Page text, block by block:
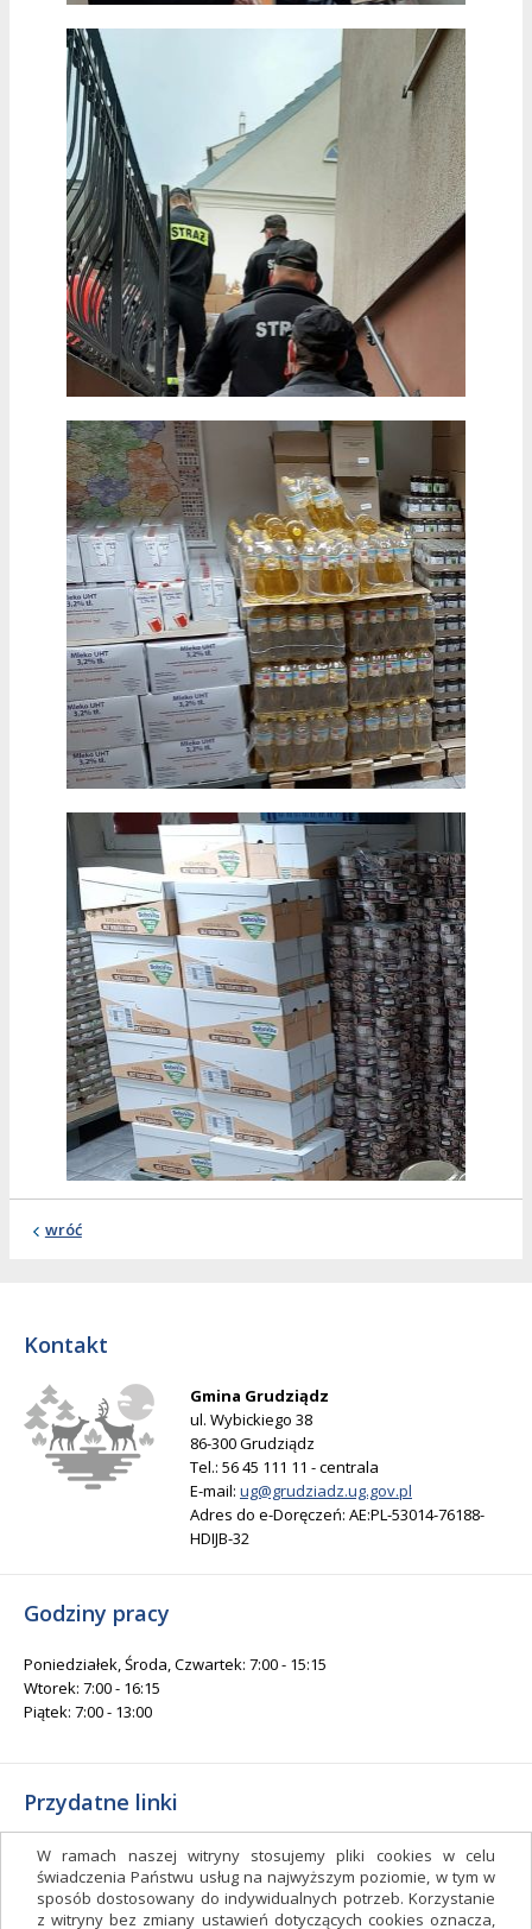
W ramach naszej witryny stosujemy pliki cookies w celu
świadczenia Państwu usług na najwyższym poziomie, w tym w
sposób dostosowany do indywidualnych potrzeb. Korzystanie
z witryny bez zmiany ustawień dotyczących cookies oznacza,
wróć
Kontakt
Gmina Grudziądz
ul. Wybickiego 38
86-300 Grudziądz
Tel.: 56 45 111 11 - centrala
E-mail: ug@grudziadz.ug.gov.pl
Adres do e-Doręczeń: AE:PL-53014-76188-
HDIJB-32
Godziny pracy
Poniedziałek, Środa, Czwartek: 7:00 - 15:15
Wtorek: 7:00 - 16:15
Piątek: 7:00 - 13:00
Przydatne linki
Gminny Ośrodek Kultury i Sportu
Gminna Biblioteka Publiczna
facebook.com/gminagrudziadz
Deklaracja dostępności